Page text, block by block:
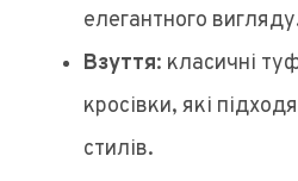
елегантного
Взуття: класичні
кросівки, які
стилів.